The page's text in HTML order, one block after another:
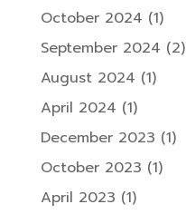
October 2024 (1)
September 2024 (2)
August 2024 (1)
April 2024 (1)
December 2023 (1)
October 2023 (1)
April 2023 (1)